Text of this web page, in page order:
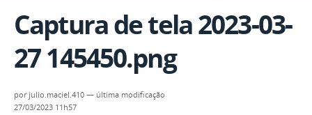
Captura de tela 2023-03-
27 145450.png
por julio.maciel.410 — última modificação
27/03/2023 11h57